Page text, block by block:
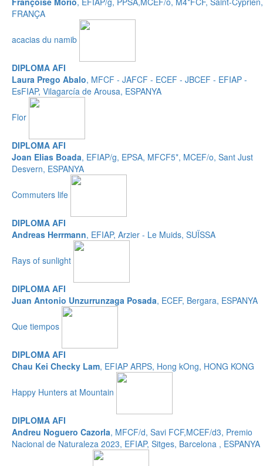
FRANÇA
acacias du namib
DIPLOMA AFI
Laura Prego Abalo, MFCF - JAFCF - ECEF - JBCEF - EFIAP -
EsFIAP, Vilagarcía de Arousa, ESPANYA
Flor
DIPLOMA AFI
Joan Elias Boada, EFIAP/g, EPSA, MFCF5*, MCEF/o, Sant Just
Desvern, ESPANYA
Commuters life
DIPLOMA AFI
Andreas Herrmann, EFIAP, Arzier - Le Muids, SUÏSSA
Rays of sunlight
DIPLOMA AFI
Juan Antonio Unzurrunzaga Posada, ECEF, Bergara, ESPANYA
Que tiempos
DIPLOMA AFI
Chau Kei Checky Lam, EFIAP ARPS, Hong kOng, HONG KONG
Happy Hunters at Mountain
DIPLOMA AFI
Andreu Noguero Cazorla, MFCF/d, Savi FCF,MCEF/d3, Premio
Nacional de Naturaleza 2023, EFIAP, Sitges, Barcelona , ESPANYA